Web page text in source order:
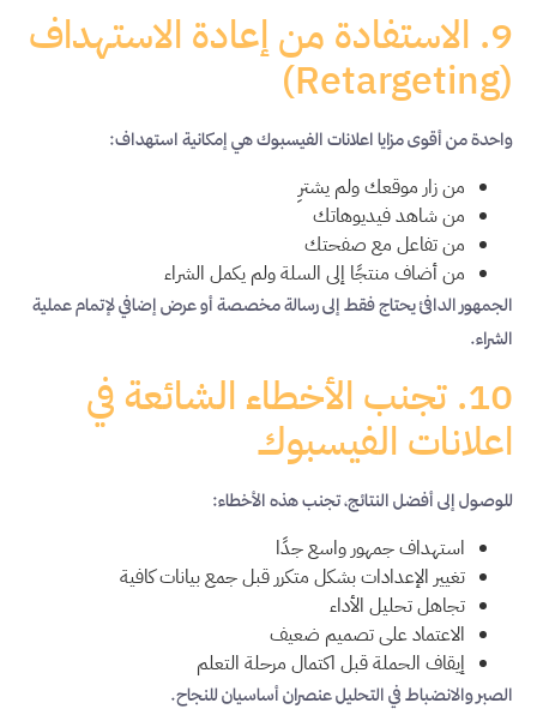
9. الاستفادة من إعادة الاستهداف
(Retargeting)
واحدة من أقوى مزايا اعلانات الفيسبوك هي إمكانية استهداف:
من زار موقعك ولم يشترِ
من شاهد فيديوهاتك
من تفاعل مع صفحتك
من أضاف منتجًا إلى السلة ولم يكمل الشراء
الجمهور الدافئ يحتاج فقط إلى رسالة مخصصة أو عرض إضافي لإتمام عملية
الشراء.
10. تجنب الأخطاء الشائعة في
اعلانات الفيسبوك
للوصول إلى أفضل النتائج، تجنب هذه الأخطاء:
استهداف جمهور واسع جدًا
تغيير الإعدادات بشكل متكرر قبل جمع بيانات كافية
تجاهل تحليل الأداء
الاعتماد على تصميم ضعيف
إيقاف الحملة قبل اكتمال مرحلة التعلم
الصبر والانضباط في التحليل عنصران أساسيان للنجاح.